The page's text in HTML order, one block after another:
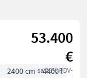
53.400
€
sa 20% PDV-
2400 cm
4400 l